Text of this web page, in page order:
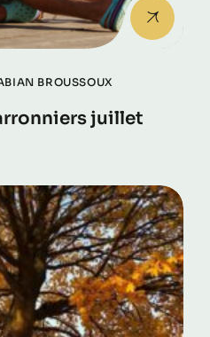
BROUSSOUX
juillet